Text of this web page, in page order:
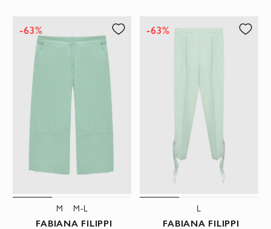
-63%
M M-L
FABIANA FILIPPI
-63%
L
FABIANA FILIPPI